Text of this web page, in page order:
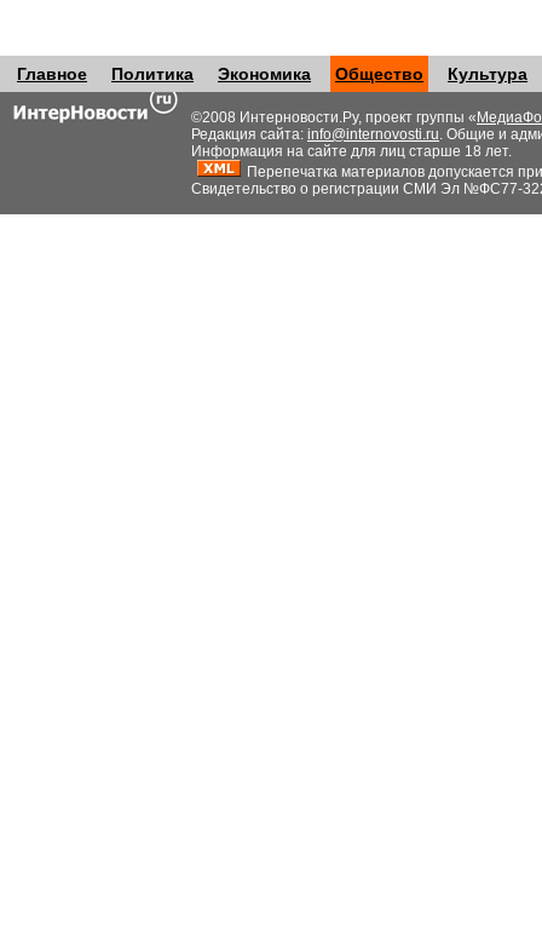
Главное Политика Экономика Общество Культура
©2008 Интерновости.Ру, проект группы «
Редакция сайта: info@internovosti.ru. Общие и
Информация на сайте для лиц старше 18 лет.
Перепечатка материалов допускается
Свидетельство о регистрации СМИ Эл №ФС77-